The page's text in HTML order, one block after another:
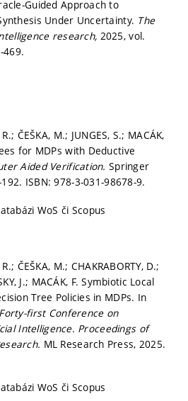
Guided Approach to
Under Uncertainty. The
research, 2025, vol.
469.
ČEŠKA, M.; JUNGES, S.; MACÁK,
for MDPs with Deductive
Aided Verification.Springer
ISBN: 978-3-031-98678-9.
WoS či Scopus
ČEŠKA, M.; CHAKRABORTY, D.;
J.; MACÁK, F. Symbiotic Local
Tree Policies in MDPs. In
first Conference on
Intelligence. Proceedings of
ML Research Press, 2025.
WoS či Scopus